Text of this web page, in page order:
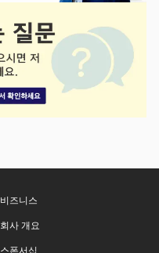
비즈니스
회사 개요
스폰서십